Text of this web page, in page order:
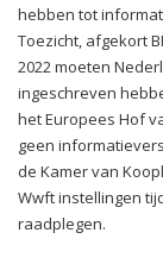
hebben tot
Toezicht, afgekort
2022 moeten
ingeschreven
het Europees Hof
geen
de Kamer van
Wwft instellingen
raadplegen.